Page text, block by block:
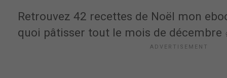
Retrouvez 42 recettes de Noël mon
quoi pâtisser tout le mois de décembre